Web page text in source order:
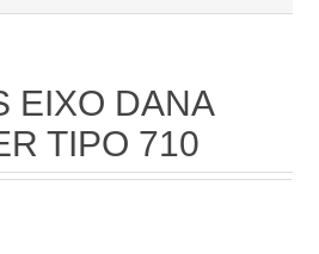
EIXO DANA
TIPO 710